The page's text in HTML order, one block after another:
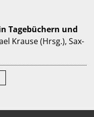
Tagebüchern und
Krause (Hrsg.), Sax-